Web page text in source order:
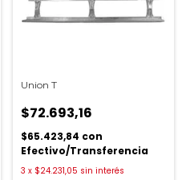
Union T
$72.693,16
$65.423,84 con
Efectivo/Transferencia
3 x $24.231,05 sin interés